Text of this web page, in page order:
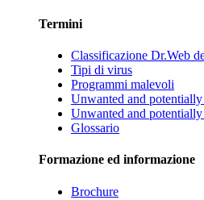
Termini
Classificazione Dr.Web
Tipi di virus
Programmi malevoli
Unwanted and
Unwanted and potentially
Glossario
Formazione ed informazione
Brochure